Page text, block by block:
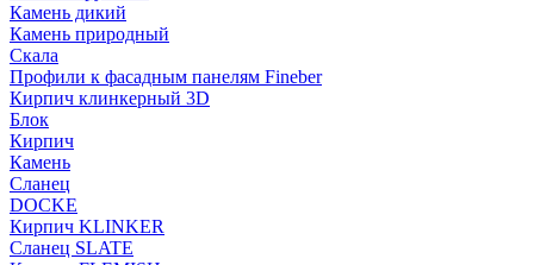
Камень дикий
Камень природный
Скала
Профили к фасадным панелям Fineber
Кирпич клинкерный 3D
Блок
Кирпич
Камень
Сланец
DOCKE
Кирпич KLINKER
Сланец SLATE